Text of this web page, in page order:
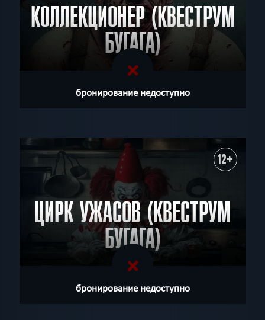
КОЛЛЕКЦИОНЕР (КВЕСТРУМ
БУГАГА)
бронирование недоступно
12+
ЦИРК УЖАСОВ (КВЕСТРУМ
БУГАГА)
бронирование недоступно